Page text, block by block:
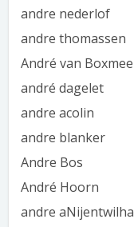
andre nederlof
andre thomassen
André van
andré dagelet
andre acolin
andre blanker
Andre Bos
André Hoorn
andre